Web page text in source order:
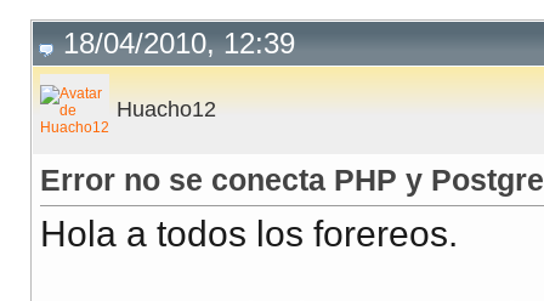
18/04/2010, 12:39
Huacho12
Error no se conecta PHP y
Hola a todos los forereos.